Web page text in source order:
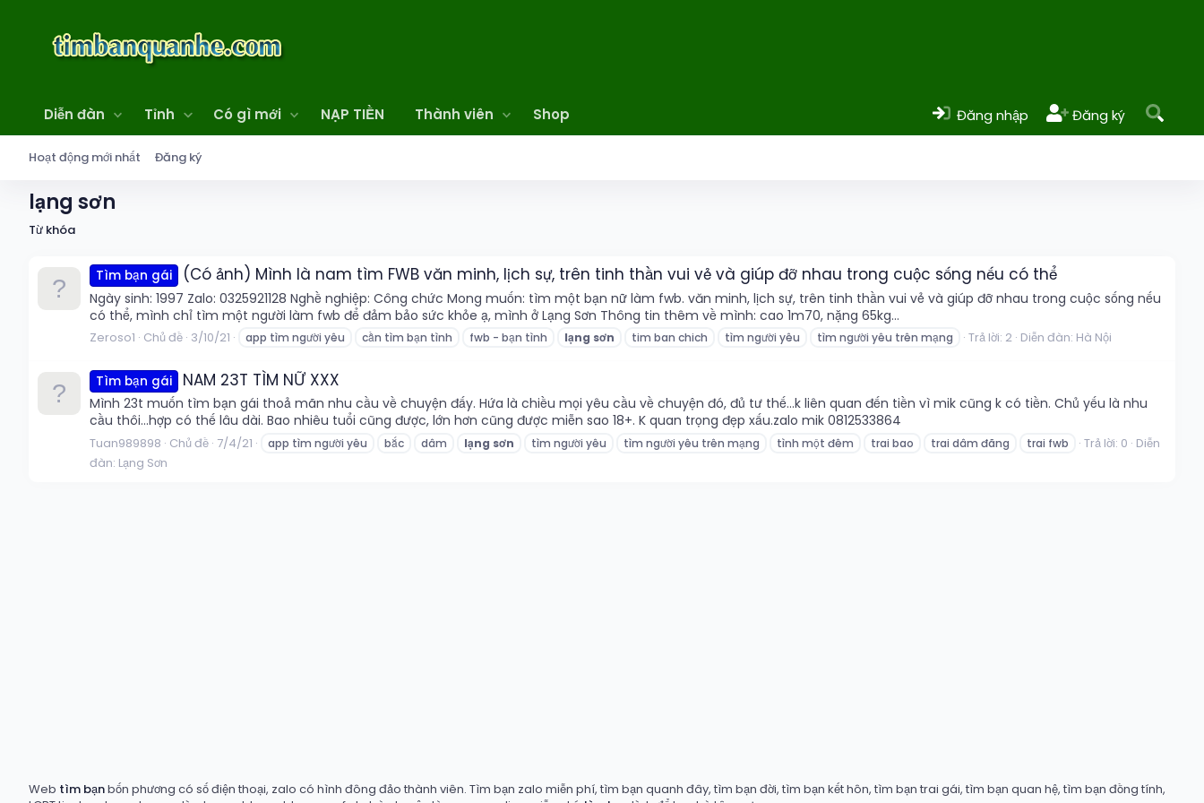
Diễn đàn Tỉnh Có gì mới NẠP TIỀN Thành viên Shop Đăng nhập Đăng ký
Hoạt động mới nhất Đăng ký
lạng sơn
Từ khóa
Tìm bạn gái (Có ảnh) Mình là nam tìm FWB văn minh, lịch sự, trên tinh thần vui vẻ và giúp đỡ nhau trong cuộc sống nếu có thể
Ngày sinh: 1997 Zalo: 0325921128 Nghề nghiệp: Công chức Mong muốn: tìm một bạn nữ làm fwb. văn minh, lịch sự, trên tinh thần vui vẻ và giúp đỡ nhau trong cuộc sống nếu
có thể, mình chỉ tìm một người làm fwb để đảm bảo sức khỏe ạ, mình ở Lạng Sơn Thông tin thêm về mình: cao 1m70, nặng 65kg...
Zeroso1 Chủ đề 3/10/21 app tìm người yêu cần tìm bạn tình fwb - bạn tình lạng sơn tim ban chich tìm người yêu tìm người yêu trên mạng Trả lời: 2 Diễn đàn: Hà Nội
Tìm bạn gái NAM 23T TÌM NỮ XXX
Mình 23t muốn tìm bạn gái thoả mãn nhu cầu về chuyện đấy. Hứa là chiều mọi yêu cầu về chuyện đó, đủ tư thế...k liên quan đến tiền vì mik cũng k có tiền. Chủ yếu là nhu
cầu thôi...hợp có thế lâu dài. Bao nhiêu tuổi cũng được, lớn hơn cũng được miễn sao 18+. K quan trọng đẹp xấu.zalo mik 0812533864
Tuan989898 Chủ đề 7/4/21 app tìm người yêu bắc dâm lạng sơn tìm người yêu tìm người yêu trên mạng tình một đêm trai bao trai dâm đãng trai fwb Trả lời: 0 Diễn
đàn: Lạng Sơn
Web tìm bạnbốn phương có số điện thoại, zalo có hình đông đảo thành viên. Tìm bạn zalo miễn phí, tìm bạn quanh đây, tìm bạn đời, tìm bạn kết hôn, tìm bạn trai gái, tìm bạn quan hệ, tìm bạn đồng tính,